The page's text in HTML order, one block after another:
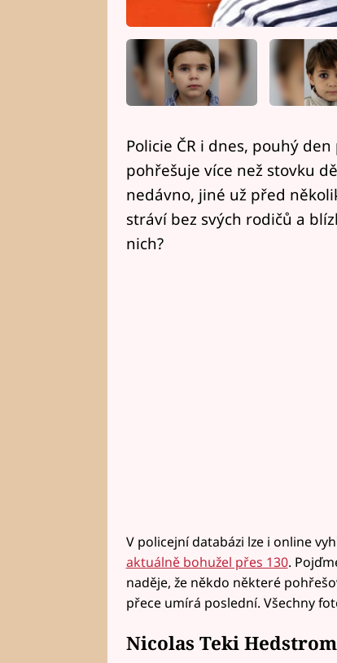
Policie ČR i dnes, pouhý
pohřešuje více než stovku
nedávno, jiné už před
stráví bez svých rodičů a
nich?
V policejní databázi lze i online
aktuálně bohužel přes 130.
naděje, že někdo některé
přece umírá poslední. Všechny
Nicolas Teki Hedstrom